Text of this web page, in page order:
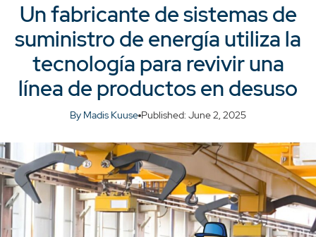
Un fabricante de sistemas de
suministro de energía utiliza la
tecnología para revivir una
línea de productos en desuso
By Madis Kuuse Published: June 2, 2025